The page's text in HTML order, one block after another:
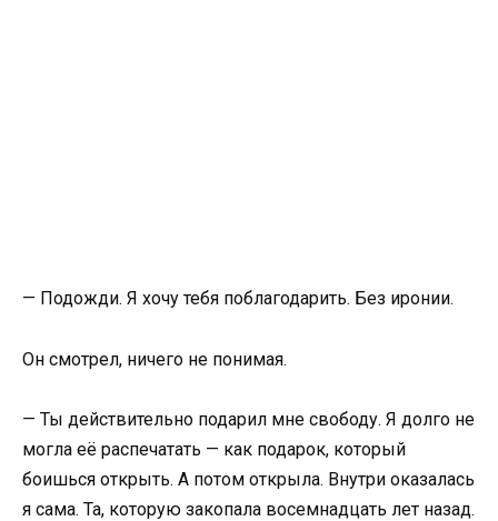
— Подожди. Я хочу тебя поблагодарить. Без иронии.
Он смотрел, ничего не понимая.
— Ты действительно подарил мне свободу. Я долго не
могла её распечатать — как подарок, который
боишься открыть. А потом открыла. Внутри оказалась
я сама. Та, которую закопала восемнадцать лет назад.